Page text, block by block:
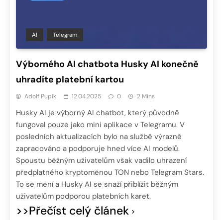
AI Telegram
Výborného AI chatbota Husky AI konečně
uhradíte platební kartou
Adolf Pupík 12.04.2025 0 2 Mins
Husky AI je výborný AI chatbot, který původně
fungoval pouze jako mini aplikace v Telegramu. V
posledních aktualizacích bylo na službě výrazně
zapracováno a podporuje hned více AI modelů.
Spoustu běžným uživatelům však vadilo uhrazení
předplatného kryptoměnou TON nebo Telegram Stars.
To se mění a Husky AI se snaží přiblížit běžným
uživatelům podporou platebních karet.
>>Přečíst celý článek